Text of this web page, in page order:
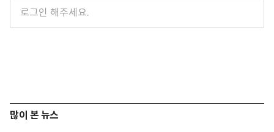
많이 본 뉴스